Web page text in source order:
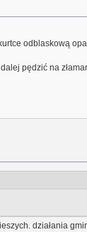
odblaskową
pędzić na
działania